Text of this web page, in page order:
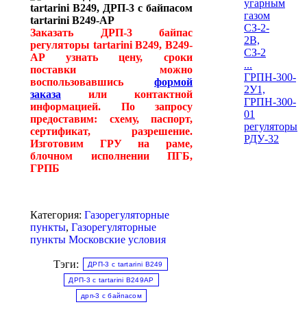
Заказать ДРП-3 байпас
регуляторы tartarini B249, B249-
AP узнать цену, сроки
поставки можно
воспользовавшись формой
заказа или контактной
информацией. По запросу
предоставим: схему, паспорт,
сертификат, разрешение.
Изготовим ГРУ на раме,
блочном исполнении ПГБ,
ГРПБ
Категория: Газорегуляторные
пункты, Газорегуляторные
пункты Московские условия
Тэги: ДРП-3 с tartarini B249
ДРП-3 с tartarini B249AP
дрп-3 с байпасом
угарным
газом
СЗ-2-
2В,
СЗ-2
...
ГРПН-300-
2У1,
ГРПН-300-
01
регуляторы
РДУ-32